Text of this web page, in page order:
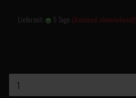
Lieferzeit: 5 Tage (Ausland abweichend)